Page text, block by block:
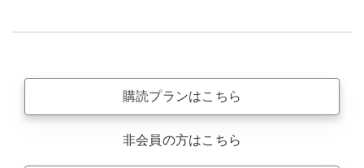
購読プランはこちら
非会員の方はこちら